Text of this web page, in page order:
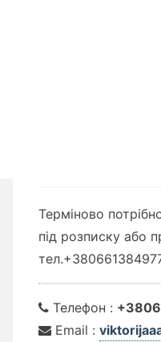
Терміново
під розписку або
Телефон :
Email :